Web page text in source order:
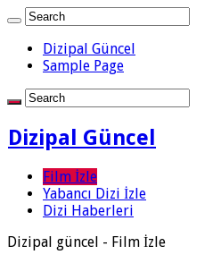
Dizipal Güncel
Sample Page
Dizipal Güncel
Film İzle
Yabancı Dizi İzle
Dizi Haberleri
Dizipal güncel - Film İzle